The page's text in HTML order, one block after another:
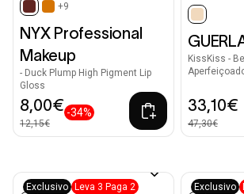
selected
+9
NYX Professional
Makeup
- Duck Plump High Pigment Lip
Gloss
8,00€
12,15€
-34%
selected
KissKiss -
33,10€
47,30€
Exclusivo Leva 3 Paga 2 Exclusivo